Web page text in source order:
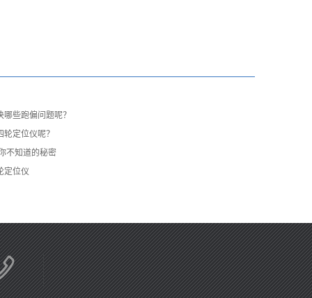
些跑偏问题呢？
定位仪呢？
不知道的秘密
定位仪